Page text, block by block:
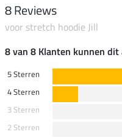
8 Reviews
voor stretch hoodie Jill
8 van 8 Klanten kunnen
5 Sterren
4 Sterren
3 Sterren
2 Sterren